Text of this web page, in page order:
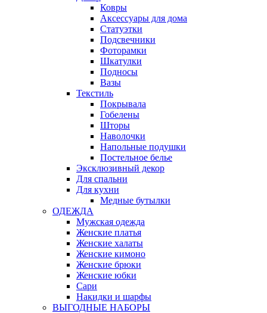
Ковры
Аксессуары для дома
Статуэтки
Подсвечники
Фоторамки
Шкатулки
Подносы
Вазы
Текстиль
Покрывала
Гобелены
Шторы
Наволочки
Напольные подушки
Постельное белье
Эксклюзивный декор
Для спальни
Для кухни
Медные бутылки
ОДЕЖДА
Мужская одежда
Женские платья
Женские халаты
Женские кимоно
Женские брюки
Женские юбки
Сари
Накидки и шарфы
ВЫГОДНЫЕ НАБОРЫ